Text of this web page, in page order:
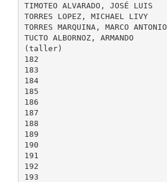
TIMOTEO ALVARADO, JOSÉ LUIS
TORRES LOPEZ, MICHAEL LIVY
TORRES MARQUINA, MARCO ANTONIO
TUCTO ALBORNOZ, ARMANDO
(taller)
182
183
184
185
186
187
188
189
190
191
192
193